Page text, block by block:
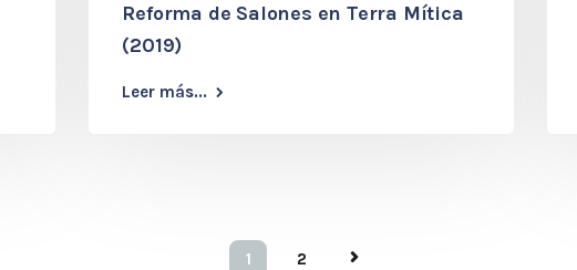
Reforma de Salones en Terra Mítica
(2019)
Leer más...
1 2